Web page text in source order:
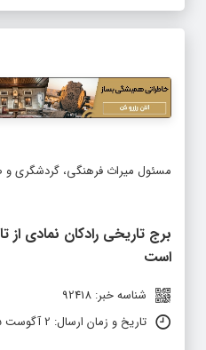
مسئول میراث فرهنگی، گردشگری و
برج تاریخی رادکان نمادی از
است
شناسه خبر: 92418
تاریخ و زمان ارسال: 2 آگوست 2025 ساعت 17:14